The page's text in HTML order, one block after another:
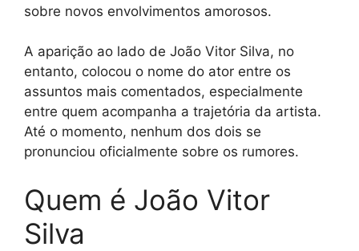
sobre novos envolvimentos amorosos.
A aparição ao lado de João Vitor Silva, no
entanto, colocou o nome do ator entre os
assuntos mais comentados, especialmente
entre quem acompanha a trajetória da artista.
Até o momento, nenhum dos dois se
pronunciou oficialmente sobre os rumores.
Quem é João Vitor
Silva